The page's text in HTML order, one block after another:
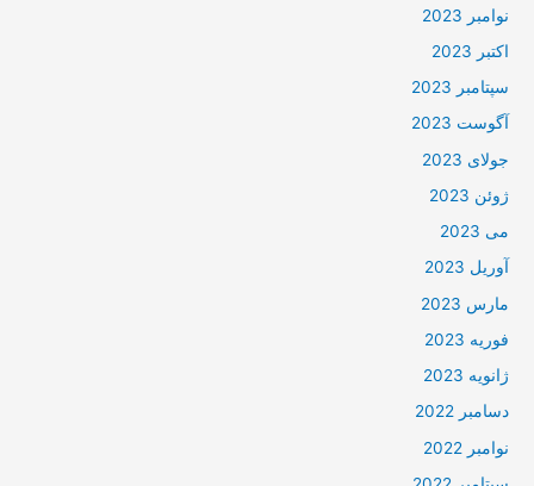
نوامبر 2023
اکتبر 2023
سپتامبر 2023
آگوست 2023
جولای 2023
ژوئن 2023
می 2023
آوریل 2023
مارس 2023
فوریه 2023
ژانویه 2023
دسامبر 2022
نوامبر 2022